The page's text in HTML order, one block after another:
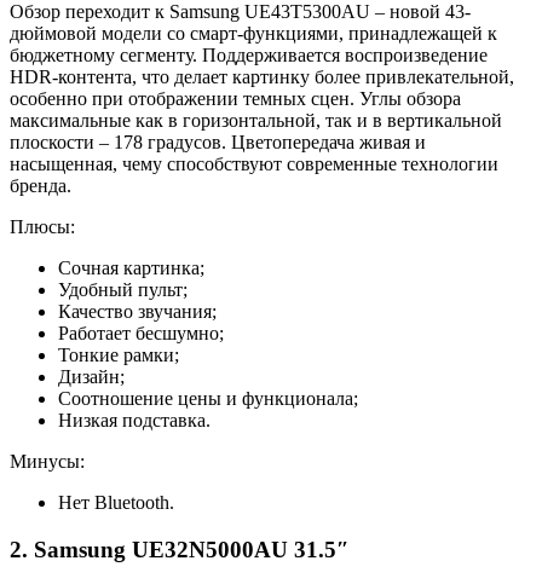
Обзор переходит к Samsung UE43T5300AU – новой 43-
дюймовой модели со смарт-функциями, принадлежащей к
бюджетному сегменту. Поддерживается воспроизведение
HDR-контента, что делает картинку более привлекательной,
особенно при отображении темных сцен. Углы обзора
максимальные как в горизонтальной, так и в вертикальной
плоскости – 178 градусов. Цветопередача живая и
насыщенная, чему способствуют современные технологии
бренда.
Плюсы:
Сочная картинка;
Удобный пульт;
Качество звучания;
Работает бесшумно;
Тонкие рамки;
Дизайн;
Соотношение цены и функционала;
Низкая подставка.
Минусы:
Нет Bluetooth.
2. Samsung UE32N5000AU 31.5″